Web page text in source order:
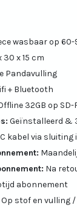
wasbaar op
30 x 15 cm
Pandavulling
+ Bluetooth
32GB op
Geïnstalleerd &
kabel via sluiting
Na
abonnement
Op stof en vulling